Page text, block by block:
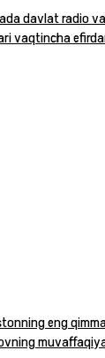
davlat radio
vaqtincha
eng